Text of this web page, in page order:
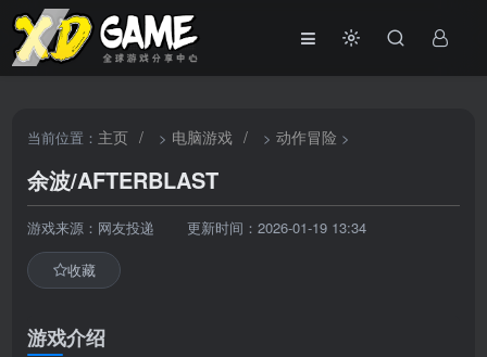
当前位置： 主页 / > 电脑游戏 / >动作冒险 >
余波/AFTERBLAST
游戏来源：网友投递 更新时间：2026-01-19 13:34
收藏
游戏介绍